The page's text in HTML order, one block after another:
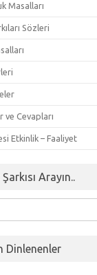
Masalları
Sözleri
ve Cevapları
Etkinlik – Faaliyet
Arayın..
Dinlenenler